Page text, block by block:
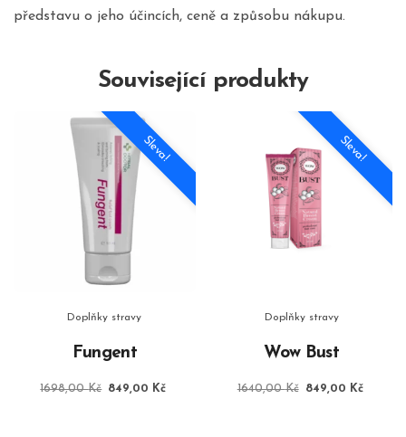
představu o jeho účincích, ceně a způsobu nákupu.
Související produkty
Sleva!
Doplňky stravy
Fungent
1698,00Kč Původní
849,00 Kč
Sleva!
Doplňky stravy
Wow Bust
1640,00Kč
Původní
849,00 Kč